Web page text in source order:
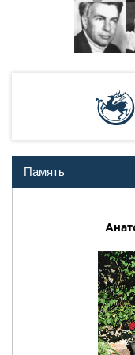
Память